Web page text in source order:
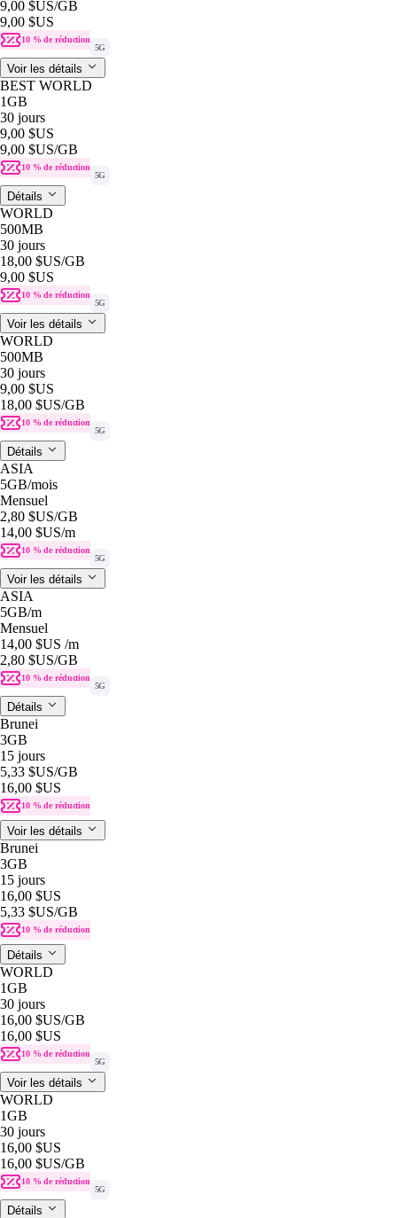
9,00 $US/GB
9,00 $US
10 % de réduction
5G
Voir les détails
BEST WORLD
1GB
30 jours
9,00 $US
9,00 $US/GB
10 % de réduction
5G
Détails
WORLD
500MB
30 jours
18,00 $US/GB
9,00 $US
10 % de réduction
5G
Voir les détails
WORLD
500MB
30 jours
9,00 $US
18,00 $US/GB
10 % de réduction
5G
Détails
ASIA
5GB/mois
Mensuel
2,80 $US/GB
14,00 $US/m
10 % de réduction
5G
Voir les détails
ASIA
5GB/m
Mensuel
14,00 $US /m
2,80 $US/GB
10 % de réduction
5G
Détails
Brunei
3GB
15 jours
5,33 $US/GB
16,00 $US
10 % de réduction
Voir les détails
Brunei
3GB
15 jours
16,00 $US
5,33 $US/GB
10 % de réduction
Détails
WORLD
1GB
30 jours
16,00 $US/GB
16,00 $US
10 % de réduction
5G
Voir les détails
WORLD
1GB
30 jours
16,00 $US
16,00 $US/GB
10 % de réduction
5G
Détails